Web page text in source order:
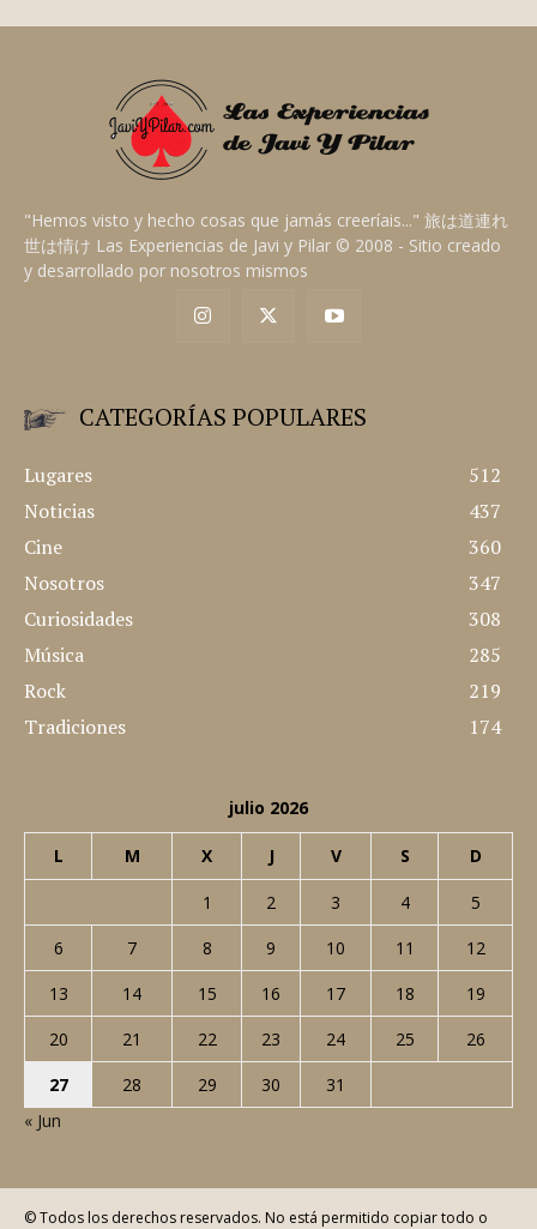
"Hemos visto y hecho cosas que jamás creeríais..." 旅は道連れ
世は情け Las Experiencias de Javi y Pilar © 2008 - Sitio creado
y desarrollado por nosotros mismos
CATEGORÍAS POPULARES
Lugares
512
Noticias
437
Cine
360
Nosotros
347
Curiosidades
308
Música
285
Rock
219
Tradiciones
174
julio 2026
L M X J V S D
1 2 3 4
5
6
7 8 9 10 11
12
13
14 15 16 17 18
19
20
21 22 23 24 25
26
27
28 29 30
31
« Jun
© Todos los derechos reservados. No está permitido copiar todo o